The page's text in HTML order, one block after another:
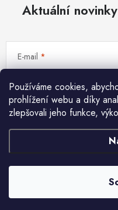
Používáme cookies,
prohlížení webu a díky
zlepšovali jeho funkce,
Novinky
World Cleanup Day
Akční ceny
Půjčovna Kontaktuje nás
Vrácení a reklamace
Obchodní podmínky pro
Zásady používání cookies
Aktuální
E-mail
Vložením e-mailu souhlasíte s
Potřebujete s